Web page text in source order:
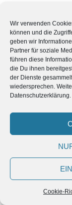
Wir verwenden
können und die
geben wir
Partner für soziale
führen diese
die Du ihnen
der Dienste
wiedersprechen.
Datenschutzerklärung.
Cookie-
5
18. Mai
Moin ihr
Geniale Videos